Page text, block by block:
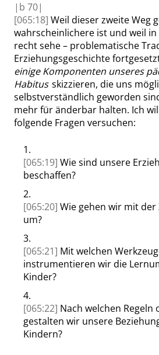
| b 70|
[065:18] Weil dieser zweite Weg
wahrscheinlichere ist und weil in
recht sehe – problematische
Erziehungsgeschichte
einige Komponenten unseres
Habitus skizzieren, die uns
selbstverständlich geworden
mehr für änderbar halten. Ich
folgende Fragen versuchen:
1.
[065:19] Wie sind unsere
beschaffen?
2.
[065:20] Wie gehen wir mit der
um?
3.
[065:21] Mit welchen
instrumentieren wir die
Kinder?
4.
[065:22] Nach welchen Regeln
gestalten wir unsere
Kindern?